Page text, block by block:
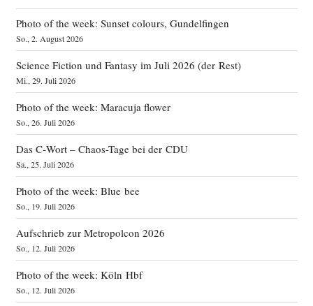
Photo of the week: Sunset colours, Gundelfingen
So., 2. August 2026
Science Fiction und Fantasy im Juli 2026 (der Rest)
Mi., 29. Juli 2026
Photo of the week: Maracuja flower
So., 26. Juli 2026
Das C‑Wort – Chaos-Tage bei der CDU
Sa., 25. Juli 2026
Photo of the week: Blue bee
So., 19. Juli 2026
Aufschrieb zur Metropolcon 2026
So., 12. Juli 2026
Photo of the week: Köln Hbf
So., 12. Juli 2026